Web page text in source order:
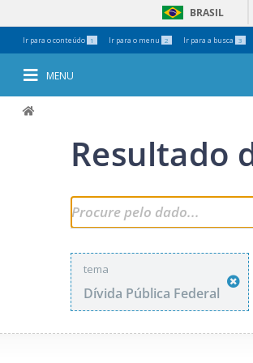
Ir para o conteúdo 1 Ir para o menu 2 Ir para a busca 3
BRASIL
MENU
Resultado
tema
Dívida Pública Federal